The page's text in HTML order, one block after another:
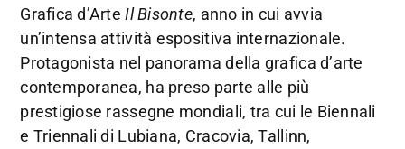
Grafica d’ArteIl Bisonte, anno in cui avvia
un’intensa attività espositiva internazionale.
Protagonista nel panorama della grafica d’arte
contemporanea, ha preso parte alle più
prestigiose rassegne mondiali, tra cui le Biennali
e Triennali di Lubiana, Cracovia, Tallinn,